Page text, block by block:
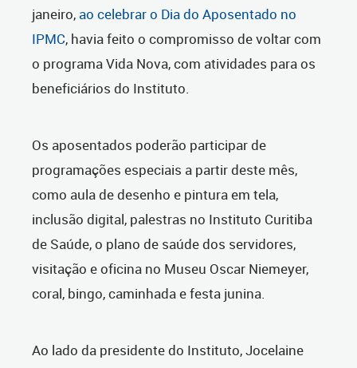
janeiro, ao celebrar o Dia do Aposentado no
IPMC, havia feito o compromisso de voltar com
o programa Vida Nova, com atividades para os
beneficiários do Instituto.
Os aposentados poderão participar de
programações especiais a partir deste mês,
como aula de desenho e pintura em tela,
inclusão digital, palestras no Instituto Curitiba
de Saúde, o plano de saúde dos servidores,
visitação e oficina no Museu Oscar Niemeyer,
coral, bingo, caminhada e festa junina.
Ao lado da presidente do Instituto, Jocelaine